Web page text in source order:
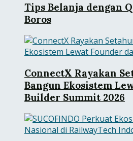
Tips Belanja dengan
Boros
ConnectX Rayakan
Bangun Ekosistem
Builder Summit 2026